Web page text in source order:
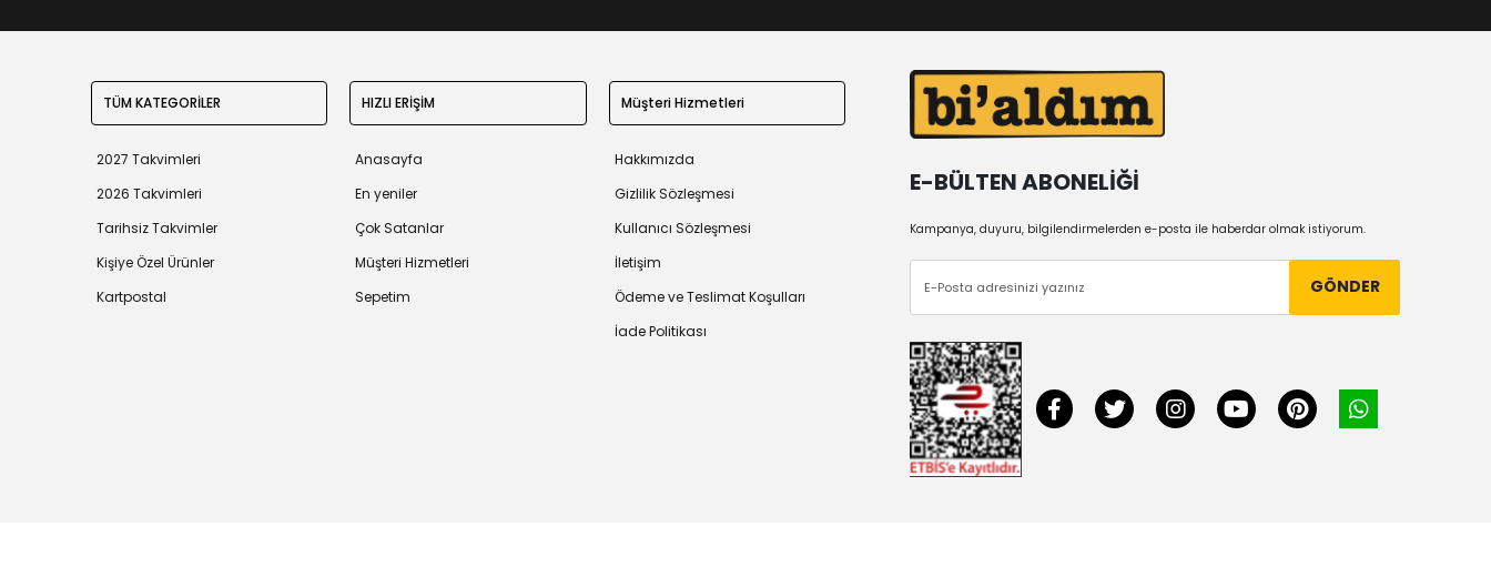
TÜM KATEGORİLER
2027 Takvimleri
2026 Takvimleri
Tarihsiz Takvimler
Kişiye Özel Ürünler
Kartpostal
HIZLI ERİŞİM
Anasayfa
En yeniler
Çok Satanlar
Müşteri Hizmetleri
Sepetim
Müşteri Hizmetleri
Hakkımızda
Gizlilik Sözleşmesi
Kullanıcı Sözleşmesi
İletişim
Ödeme ve Teslimat Koşulları
İade Politikası
E-BÜLTEN ABONELİĞİ
Kampanya, duyuru, bilgilendirmelerden e-posta ile haberdar olmak istiyorum.
GÖNDER